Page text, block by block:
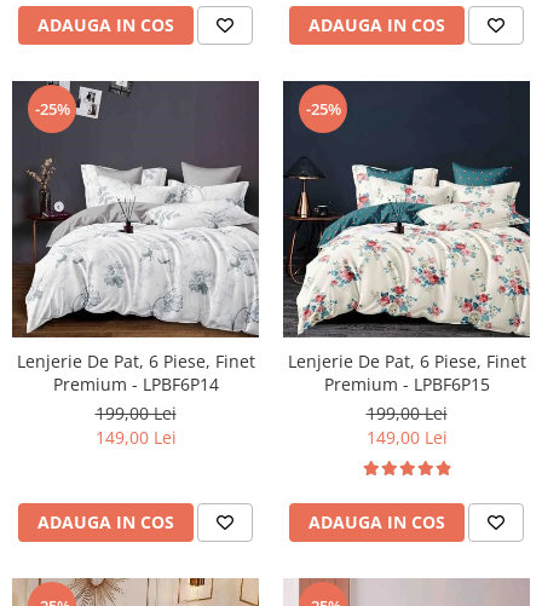
ADAUGA IN COS ADAUGA IN COS
-25%
Lenjerie De Pat, 6 Piese, Finet
Premium - LPBF6P14
199,00 Lei
149,00 Lei
ADAUGA IN COS
-25%
Lenjerie De Pat, 6 Piese, Finet
Premium - LPBF6P15
199,00 Lei
149,00 Lei
ADAUGA IN COS